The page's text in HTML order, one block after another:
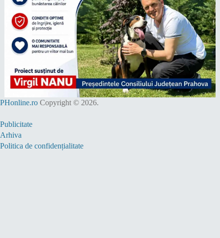
PHonline.ro Copyright © 2026.
Publicitate
Arhiva
Politica de confidențialitate